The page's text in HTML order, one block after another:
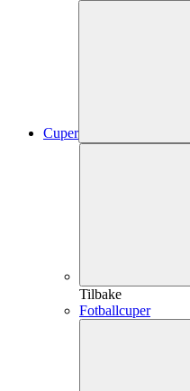
Cuper
Tilbake
Fotballcuper